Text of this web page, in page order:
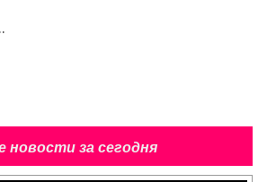
новости за сегодня